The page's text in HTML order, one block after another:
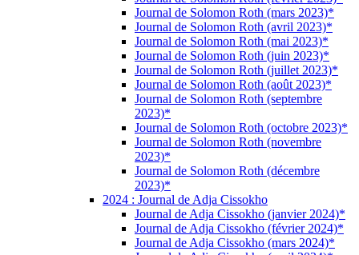
Journal de Solomon Roth (mars 2023)*
Journal de Solomon Roth (avril 2023)*
Journal de Solomon Roth (mai 2023)*
Journal de Solomon Roth (juin 2023)*
Journal de Solomon Roth (juillet 2023)*
Journal de Solomon Roth (août 2023)*
Journal de Solomon Roth (septembre
2023)*
Journal de Solomon Roth (octobre 2023)*
Journal de Solomon Roth (novembre
2023)*
Journal de Solomon Roth (décembre
2023)*
2024 : Journal de Adja Cissokho
Journal de Adja Cissokho (janvier 2024)*
Journal de Adja Cissokho (février 2024)*
Journal de Adja Cissokho (mars 2024)*